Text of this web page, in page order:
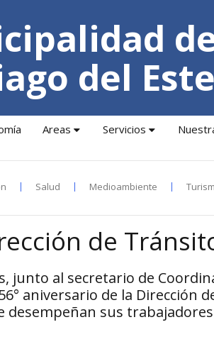
del
Areas Servicios
Salud Medioambiente
de
junto al secretario de
aniversario de la Dirección
sus